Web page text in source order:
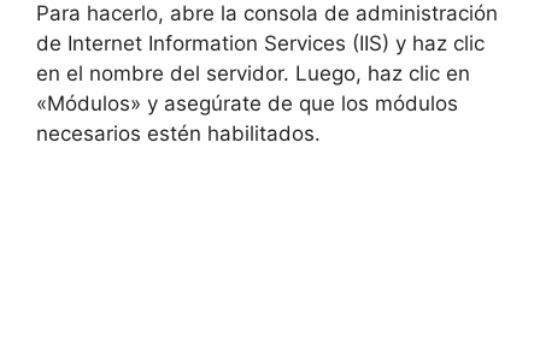
Para hacerlo, abre la consola de administración
de Internet Information Services (IIS) y haz clic
en el nombre del servidor. Luego, haz clic en
«Módulos» y asegúrate de que los módulos
necesarios estén habilitados.